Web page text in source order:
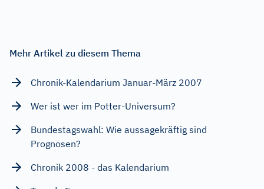
Mehr Artikel zu diesem Thema
Chronik-Kalendarium Januar-März 2007
Wer ist wer im Potter-Universum?
Bundestagswahl: Wie aussagekräftig sind
Prognosen?
Chronik 2008 - das Kalendarium